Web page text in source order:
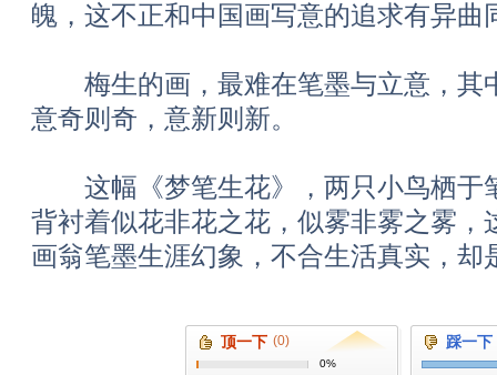
魄，这不正和中国画写意的追求有异曲
梅生的画，最难在笔墨与立意，其
意奇则奇，意新则新。
这幅《梦笔生花》，两只小鸟栖于
背衬着似花非花之花，似雾非雾之雾，
画翁笔墨生涯幻象，不合生活真实，却
顶一下 (0)
0%
踩一下